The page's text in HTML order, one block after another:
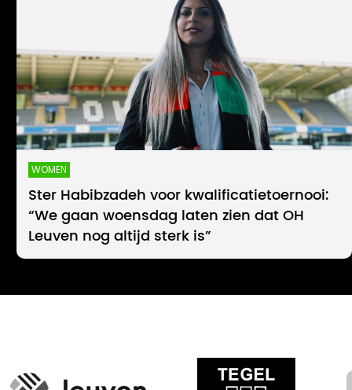
WOMEN
Ster Habibzadeh voor kwalificatietoernooi:
“We gaan woensdag laten zien dat OH
Leuven nog altijd sterk is”